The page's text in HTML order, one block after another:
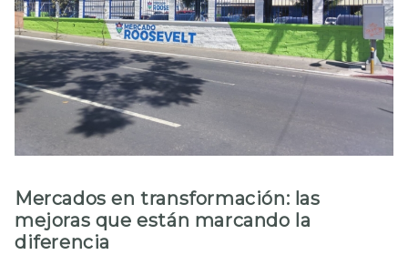
Mercados en transformación: las
mejoras que están marcando la
diferencia